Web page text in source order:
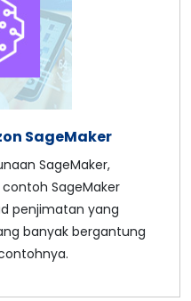
SageMaker
SageMaker,
SageMaker
penjimatan yang
banyak bergantung